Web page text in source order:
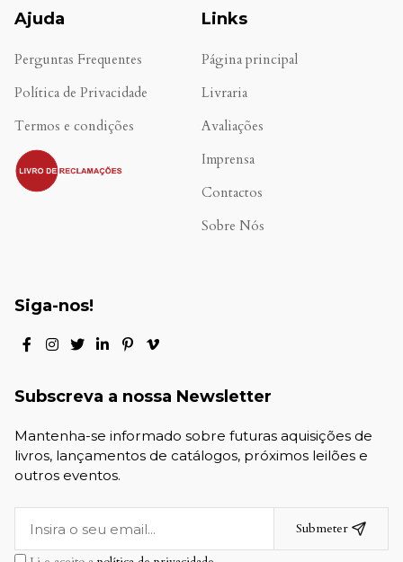
Ajuda
Perguntas Frequentes
Política de Privacidade
Termos e condições
.
Links
Página principal
Livraria
Avaliações
Imprensa
Contactos
Sobre Nós
Siga-nos!
Subscreva a nossa Newsletter
Mantenha-se informado sobre futuras aquisições de
livros, lançamentos de catálogos, próximos leilões e
outros eventos.
Submeter